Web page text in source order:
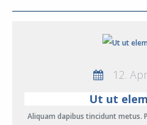
12.
Ut ut
Aliquam dapibus tincidunt